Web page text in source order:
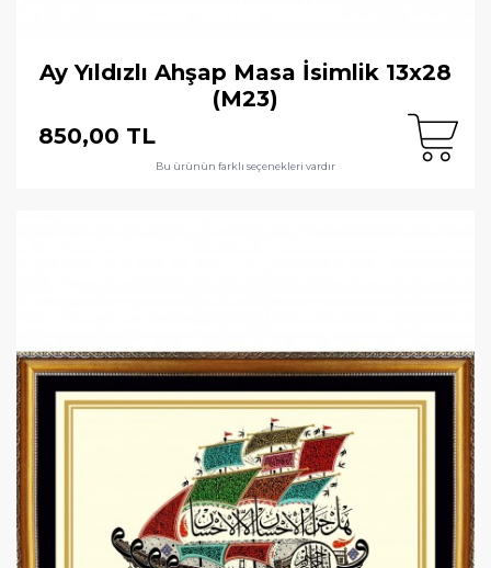
Ay Yıldızlı Ahşap Masa İsimlik 13x28
(M23)
850,00 TL
Bu ürünün farklı seçenekleri vardır